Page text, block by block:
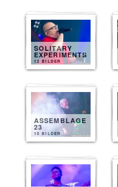
SOLITARY
EXPERIMENTS
12 BILDER
ASSEMBLAGE
23
10 BILDER